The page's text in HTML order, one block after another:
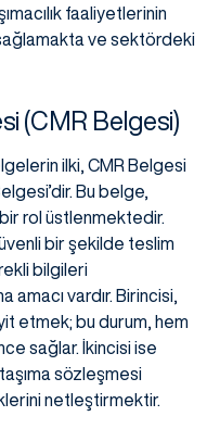
faaliyetlerinin
ve sektördeki
(CMR Belgesi)
ilki, CMR Belgesi
Bu belge,
rol üstlenmektedir.
bir şekilde teslim
bilgileri
amacı vardır. Birincisi,
etmek; bu durum, hem
sağlar. İkincisi ise
sözleşmesi
netleştirmektir.